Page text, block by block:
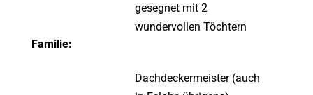
Familie:
gesegnet mit 2
wundervollen Töchtern
Dachdeckermeister (auch